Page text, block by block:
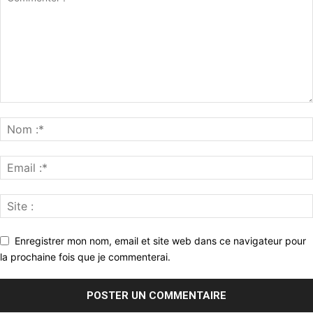
Enregistrer mon nom, email et site web dans ce navigateur pour
la prochaine fois que je commenterai.